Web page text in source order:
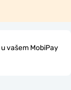
u vašem MobiPay